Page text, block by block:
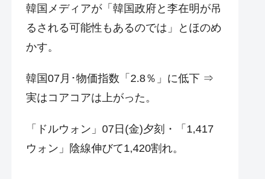
韓国メディアが「韓国政府と李在明が吊
るされる可能性もあるのでは」とほのめ
かす。
韓国07月･物価指数「2.8％」に低下 ⇒
実はコアコアは上がった。
「ドルウォン」07日(金)夕刻・「1,417
ウォン」陰線伸びて1,420割れ。